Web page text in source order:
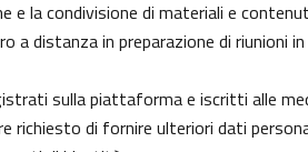
e la condivisione di materiali e
distanza in preparazione di riunioni
sulla piattaforma e iscritti alle
richiesto di fornire ulteriori dati